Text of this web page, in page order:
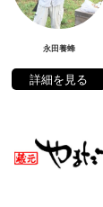
永田養蜂
詳細を見る